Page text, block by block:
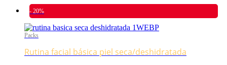
- 20%
Packs
Rutina facial básica piel seca/deshidratada